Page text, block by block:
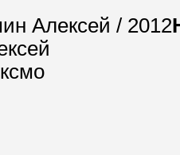
Алексей / 2012